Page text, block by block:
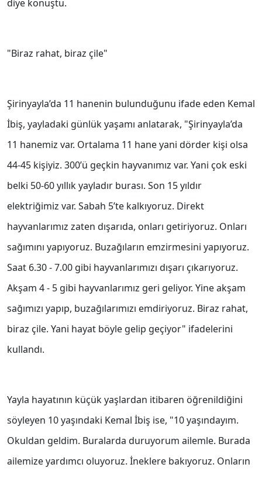
diye konuştu.
"Biraz rahat, biraz çile"
Şirinyayla’da 11 hanenin bulunduğunu ifade eden Kemal
İbiş, yayladaki günlük yaşamı anlatarak, "Şirinyayla’da
11 hanemiz var. Ortalama 11 hane yani dörder kişi olsa
44-45 kişiyiz. 300’ü geçkin hayvanımız var. Yani çok eski
belki 50-60 yıllık yayladır burası. Son 15 yıldır
elektriğimiz var. Sabah 5’te kalkıyoruz. Direkt
hayvanlarımız zaten dışarıda, onları getiriyoruz. Onları
sağımını yapıyoruz. Buzağıların emzirmesini yapıyoruz.
Saat 6.30 - 7.00 gibi hayvanlarımızı dışarı çıkarıyoruz.
Akşam 4 - 5 gibi hayvanlarımız geri geliyor. Yine akşam
sağımızı yapıp, buzağılarımızı emdiriyoruz. Biraz rahat,
biraz çile. Yani hayat böyle gelip geçiyor" ifadelerini
kullandı.
Yayla hayatının küçük yaşlardan itibaren öğrenildiğini
söyleyen 10 yaşındaki Kemal İbiş ise, "10 yaşındayım.
Okuldan geldim. Buralarda duruyorum ailemle. Burada
ailemize yardımcı oluyoruz. İneklere bakıyoruz. Onların